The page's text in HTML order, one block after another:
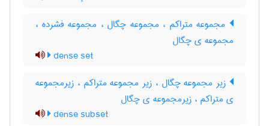
مجموعه متراکم ، مجموعه چگال ، مجموعه فشرده ،
مجموعه ی چگال
dense set
زیر مجموعه چگال ، زیر مجموعه متراکم ، زیرمجموعه
ی متراکم ، زیرمجموعه ی چگال
dense subset